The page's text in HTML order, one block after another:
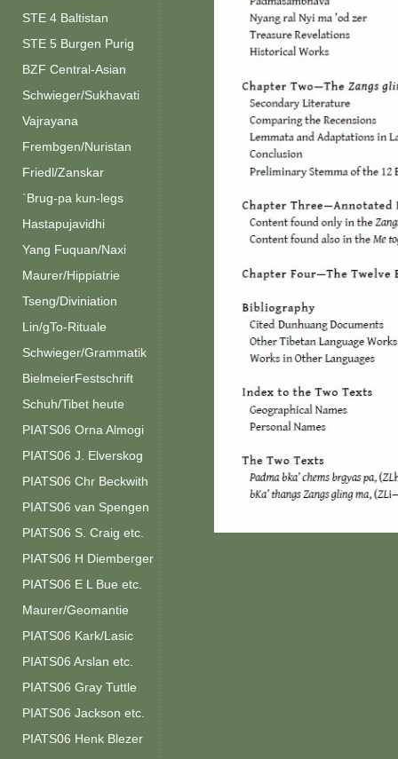
STE 4 Baltistan
STE 5 Burgen Purig
BZF Central-Asian
Schwieger/Sukhavati
Vajrayana
Frembgen/Nuristan
Friedl/Zanskar
`Brug-pa kun-legs
Hastapujavidhi
Yang Fuquan/Naxi
Maurer/Hippiatrie
Tseng/Diviniation
Lin/gTo-Rituale
Schwieger/Grammatik
BielmeierFestschrift
Schuh/Tibet heute
PIATS06 Orna Almogi
PIATS06 J. Elverskog
PIATS06 Chr Beckwith
PIATS06 van Spengen
PIATS06 S. Craig etc.
PIATS06 H Diemberger
PIATS06 E L Bue etc.
Maurer/Geomantie
PIATS06 Kark/Lasic
PIATS06 Arslan etc.
PIATS06 Gray Tuttle
PIATS06 Jackson etc.
PIATS06 Henk Blezer